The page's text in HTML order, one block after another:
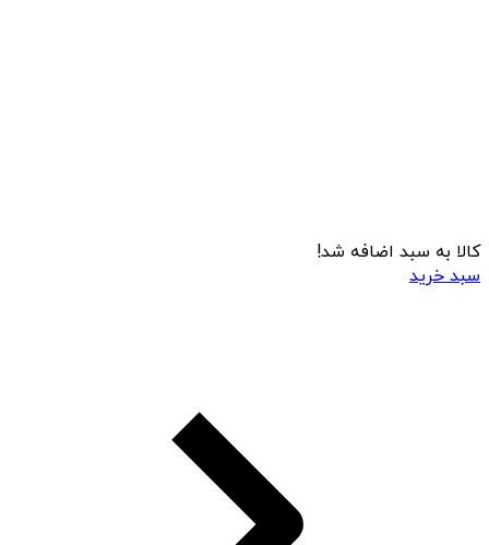
کالا به سبد اضافه شد!
سبد خرید